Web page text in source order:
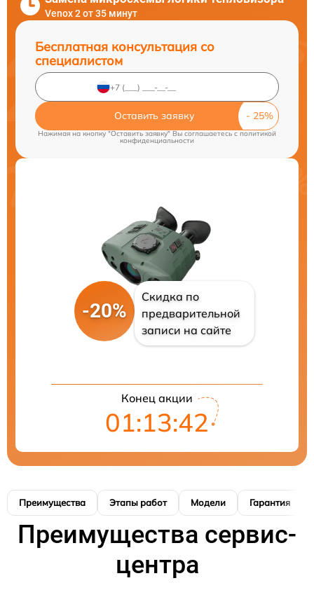
Venox 2 от 35 минут
Бесплатная консультация со
специалистом
Оставить заявку
Нажимая на кнопку "Оставить заявку" Вы соглашаетесь cполитикой
конфиденциальности
-20%
Скидка по
предварительной
записи на сайте
Конец акции
01:13:41
Преимущества Этапы работ Модели Гарантия
Преимущества сервис-
центра